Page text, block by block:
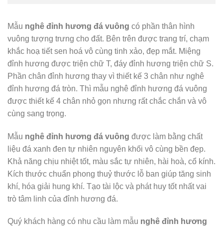
Mẫu nghê đỉnh hương đá vuông có phần thân hình
vuông tượng trưng cho đất. Bên trên được trang trí, chạm
khắc hoạ tiết sen hoá vô cùng tinh xảo, đẹp mắt. Miệng
đỉnh hương được triện chữ T, đáy đỉnh hương triện chữ S.
Phần chân đỉnh hương thay vì thiết kế 3 chân như nghê
đỉnh hương đá tròn. Thì mẫu nghê đỉnh hương đá vuông
được thiết kế 4 chân nhỏ gọn nhưng rất chắc chắn và vô
cùng sang trọng.
Mẫu nghê đỉnh hương đá vuông được làm bằng chất
liệu đá xanh đen tự nhiên nguyên khối vô cùng bền đẹp.
Khả năng chịu nhiệt tốt, màu sắc tự nhiên, hài hoà, cổ kính.
Kích thước chuẩn phong thuỷ thước lỗ ban giúp tăng sinh
khí, hóa giải hung khí. Tạo tài lộc và phát huy tốt nhất vai
trò tâm linh của đỉnh hương đá.
Quý khách hàng có nhu cầu làm mẫu nghê đỉnh hương